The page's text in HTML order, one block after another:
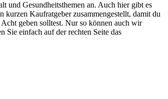
und Gesundheitsthemen an. Auch hier gibt es
Kaufratgeber zusammengestellt, damit du
geben solltest. Nur so können auch wir
Sie einfach auf der rechten Seite das